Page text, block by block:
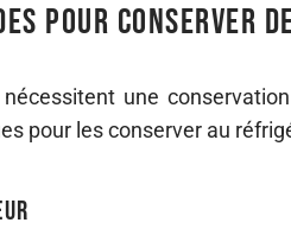
pour conserver
une
pour les conserver au